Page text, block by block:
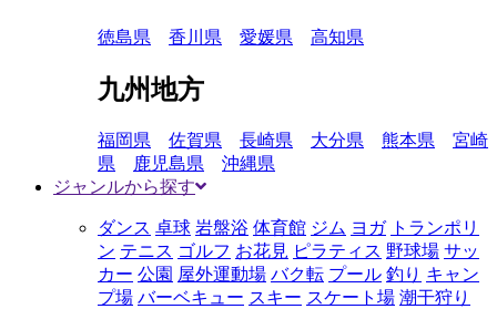
徳島県 香川県 愛媛県 高知県
九州地方
福岡県 佐賀県 長崎県 大分県 熊本県
宮崎
県
鹿児島県
沖縄県
ジャンルから探す
ダンス 卓球 岩盤浴 体育館 ジム ヨガ トランポリ
ン テニス ゴルフ お花見 ピラティス 野球場 サッ
カー 公園 屋外運動場 バク転 プール 釣り キャン
プ場 バーベキュー スキー スケート場 潮干狩り